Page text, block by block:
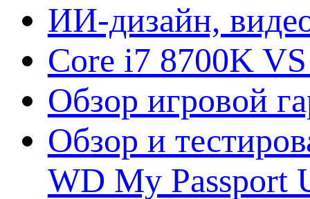
ИИ-дизайн,
Core i7 8700K
Обзор игровой
Обзор и
WD My Passport